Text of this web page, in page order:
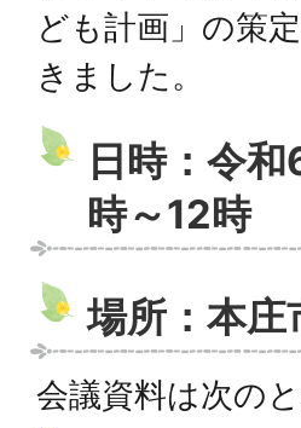
ども計画」の策
きました。
日時：令
時～12時
場所：本
会議資料は次の